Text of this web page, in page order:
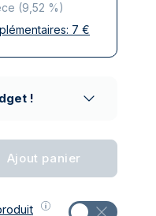
(9,52 %)
7 €
!
Ajout panier